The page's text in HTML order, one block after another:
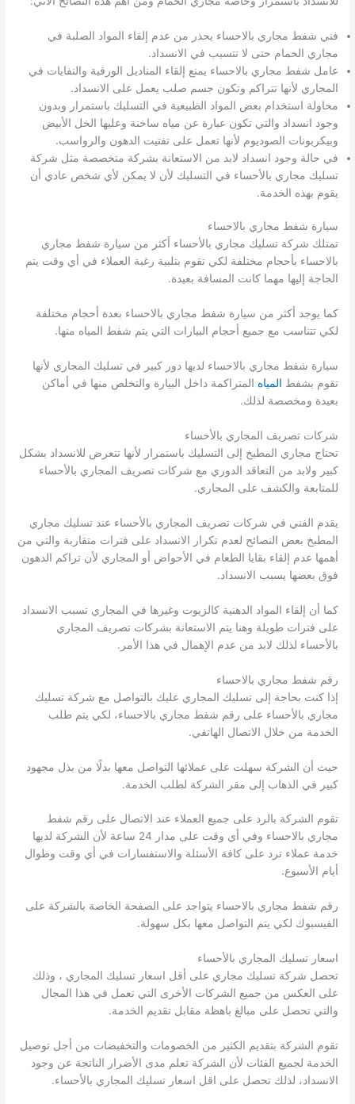
فني شفط مجاري بالاحساء يحذر من عدم إلقاء المواد الصلبة في
مجاري الحمام حتى لا تتسبب في الانسداد.
عامل شفط مجاري بالاحساء يمنع إلقاء المناديل الورقية والنفايات في
المجاري لأنها تتراكم وتكون جسم صلب يعمل على الانسداد.
محاولة استخدام بعض المواد الطبيعية في التسليك باستمرار وبدون
وجود انسداد والتي تكون عبارة عن مياه ساخنة وعليها الخل الأبيض
وبيكربونات الصوديوم لأنها تعمل على تفتيت الدهون والرواسب.
في حالة وجود انسداد لابد من الاستعانة بشركة متخصصة مثل شركة
تسليك مجاري بالأحساء في التسليك لأن لا يمكن لأي شخص عادي أن
يقوم بهذه الخدمة.
سيارة شفط مجاري بالاحساء
تمتلك شركة تسليك مجاري بالأحساء أكثر من سيارة شفط مجاري
بالاحساء بأحجام مختلفة لكي تقوم بتلبية رغبة العملاء في أي وقت يتم
الحاجة إليها مهما كانت المسافة بعيدة.
كما يوجد أكثر من سيارة شفط مجاري بالاحساء بعدة أحجام مختلفة
لكي تتناسب مع جميع أحجام البيارات التي يتم شفط المياه منها.
سيارة شفط مجاري بالاحساء لديها دور كبير في تسليك المجاري لأنها
تقوم بشفط المياه المتراكمة داخل البيارة والتخلص منها في أماكن
بعيدة ومخصصة لذلك.
شركات تصريف المجاري بالأحساء
تحتاج مجاري المطبخ إلى التسليك باستمرار لأنها تتعرض للانسداد بشكل
كبير ولابد من التعاقد الدوري مع شركات تصريف المجاري بالأحساء
للمتابعة والكشف على المجاري.
يقدم الفني في شركات تصريف المجاري بالأحساء عند تسليك مجاري
المطبخ بعض النصائح لعدم تكرار الانسداد على فترات متقاربة والتي من
أهمها عدم إلقاء بقايا الطعام في الأحواض أو المجاري لأن تراكم الدهون
فوق بعضها يسبب الانسداد.
كما أن إلقاء المواد الدهنية كالزيوت وغيرها في المجاري تسبب الانسداد
على فترات طويلة وهنا يتم الاستعانة بشركات تصريف المجاري
بالأحساء لذلك لابد من عدم الإهمال في هذا الأمر.
رقم شفط مجاري بالاحساء
إذا كنت بحاجة إلى تسليك المجاري عليك بالتواصل مع شركة تسليك
مجاري بالأحساء على رقم شفط مجاري بالاحساء، لكي يتم طلب
الخدمة من خلال الاتصال الهاتفي.
حيث أن الشركة سهلت على عملائها التواصل معها بدلًا من بذل مجهود
كبير في الذهاب إلى مقر الشركة لطلب الخدمة.
تقوم الشركة بالرد على جميع العملاء عند الاتصال على رقم شفط
مجاري بالاحساء وفي أي وقت على مدار 24 ساعة لأن الشركة لديها
خدمة عملاء ترد على كافة الأسئلة والاستفسارات في أي وقت وطوال
أيام الأسبوع.
رقم شفط مجاري بالاحساء يتواجد على الصفحة الخاصة بالشركة على
الفيسبوك لكي يتم التواصل معها بكل سهولة.
اسعار تسليك المجاري بالأحساء
تحصل شركة تسليك مجاري على أقل اسعار تسليك المجاري ، وذلك
على العكس من جميع الشركات الأخرى التي تعمل في هذا المجال
والتي تحصل على مبالغ باهظة مقابل تقديم الخدمة.
تقوم الشركة بتقديم الكثير من الخصومات والتخفيضات من أجل توصيل
الخدمة لجميع الفئات لأن الشركة تعلم مدى الأضرار الناتجة عن وجود
الانسداد، لذلك تحصل على اقل اسعار تسليك المجاري بالأحساء.